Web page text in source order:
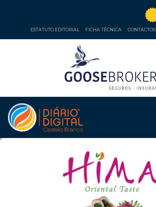
ESTATUTO EDITORIAL FICHA TÉCNICA CONTACTOS